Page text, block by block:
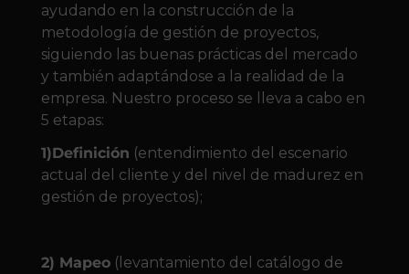
ayudando en la construcción de la
metodología de gestión de proyectos,
siguiendo las buenas prácticas del mercado
y también adaptándose a la realidad de la
empresa. Nuestro proceso se lleva a cabo en
5 etapas:
1)Definición (entendimiento del escenario
actual del cliente y del nivel de madurez en
gestión de proyectos);
2) Mapeo(levantamiento del catálogo de